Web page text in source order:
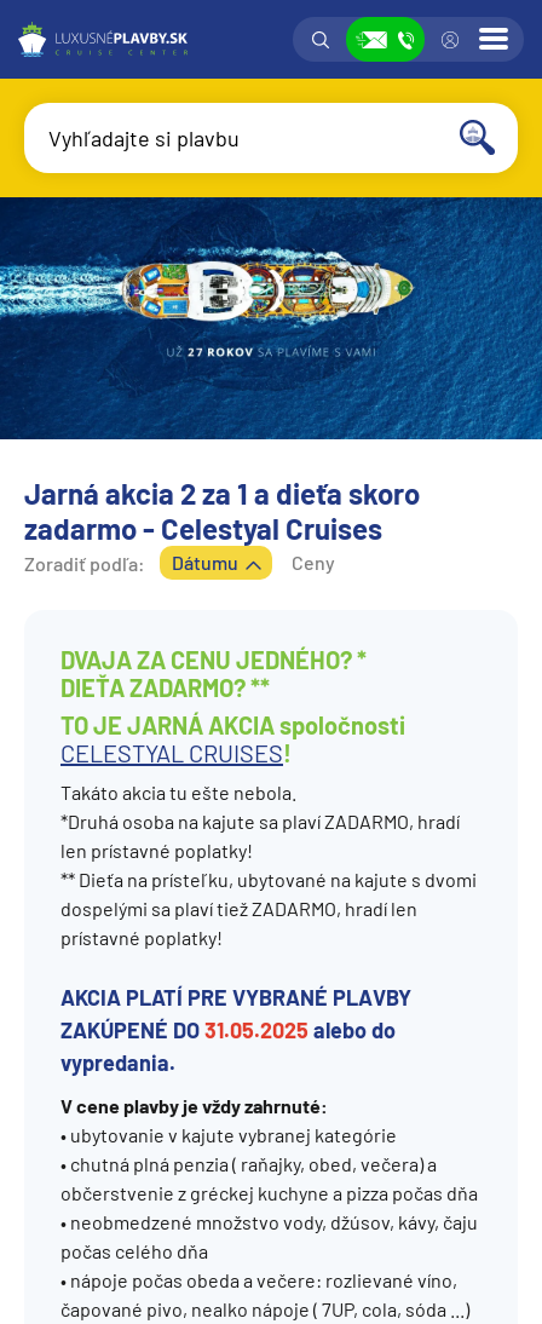
Vyhľadávanie
Vyhľadať
Vyhľadajte si plavbu
Úvod Jarná akcia 2 za 1 a dieťa skoro zadarmo - Celestyal Cruises
Jarná akcia 2 za 1 a dieťa skoro
zadarmo - Celestyal Cruises
Zoradiť podľa: Dátumu Ceny
DVAJA ZA CENU JEDNÉHO? *
DIEŤA ZADARMO? **
TO JE JARNÁ AKCIA spoločnosti
CELESTYAL CRUISES!
Takáto akcia tu ešte nebola.
*Druhá osoba na kajute sa plaví ZADARMO, hradí
len prístavné poplatky!
** Dieťa na prísteľku, ubytované na kajute s dvomi
dospelými sa plaví tiež ZADARMO, hradí len
prístavné poplatky!
AKCIA PLATÍ PRE VYBRANÉ PLAVBY
ZAKÚPENÉ DO31.05.2025 alebo do
vypredania.
V cene plavby je vždy zahrnuté:
• ubytovanie v kajute vybranej kategórie
• chutná plná penzia ( raňajky, obed, večera) a
občerstvenie z gréckej kuchyne a pizza počas dňa
• neobmedzené množstvo vody, džúsov, kávy, čaju
počas celého dňa
• nápoje počas obeda a večere: rozlievané víno,
čapované pivo, nealko nápoje ( 7UP, cola, sóda ...)